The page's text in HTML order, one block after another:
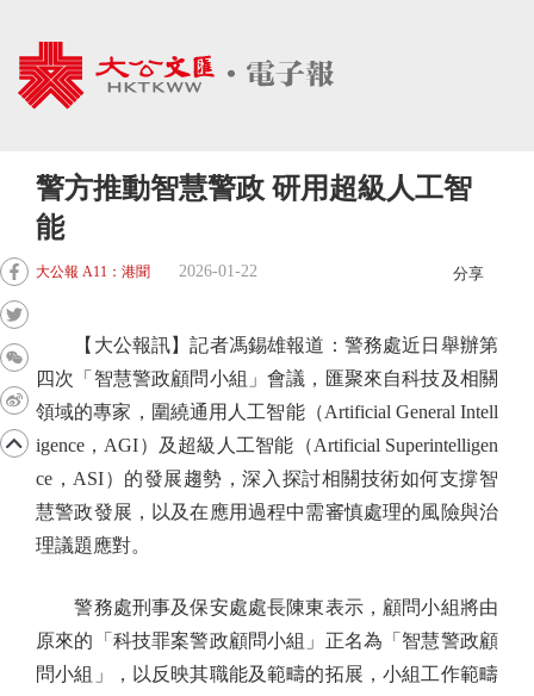
警方推動智慧警政 研用超級人工智
能
大公報 A11：港聞 2026-01-22 分享
【大公報訊】記者馮錫雄報道：警務處近日舉辦第
四次「智慧警政顧問小組」會議，匯聚來自科技及相關
領域的專家，圍繞通用人工智能（Artificial General Intell
igence，AGI）及超級人工智能（Artificial Superintelligen
ce，ASI）的發展趨勢，深入探討相關技術如何支撐智
慧警政發展，以及在應用過程中需審慎處理的風險與治
理議題應對。
警務處刑事及保安處處長陳東表示，顧問小組將由
原來的「科技罪案警政顧問小組」正名為「智慧警政顧
問小組」，以反映其職能及範疇的拓展，小組工作範疇